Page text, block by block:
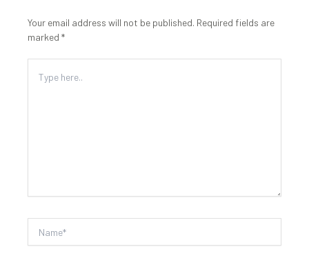
Your email address will not be published. Required fields are
marked *
Type
Name*